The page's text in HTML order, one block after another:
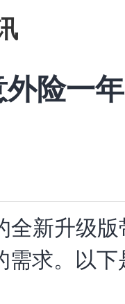
险一
全新升级
需求。以下